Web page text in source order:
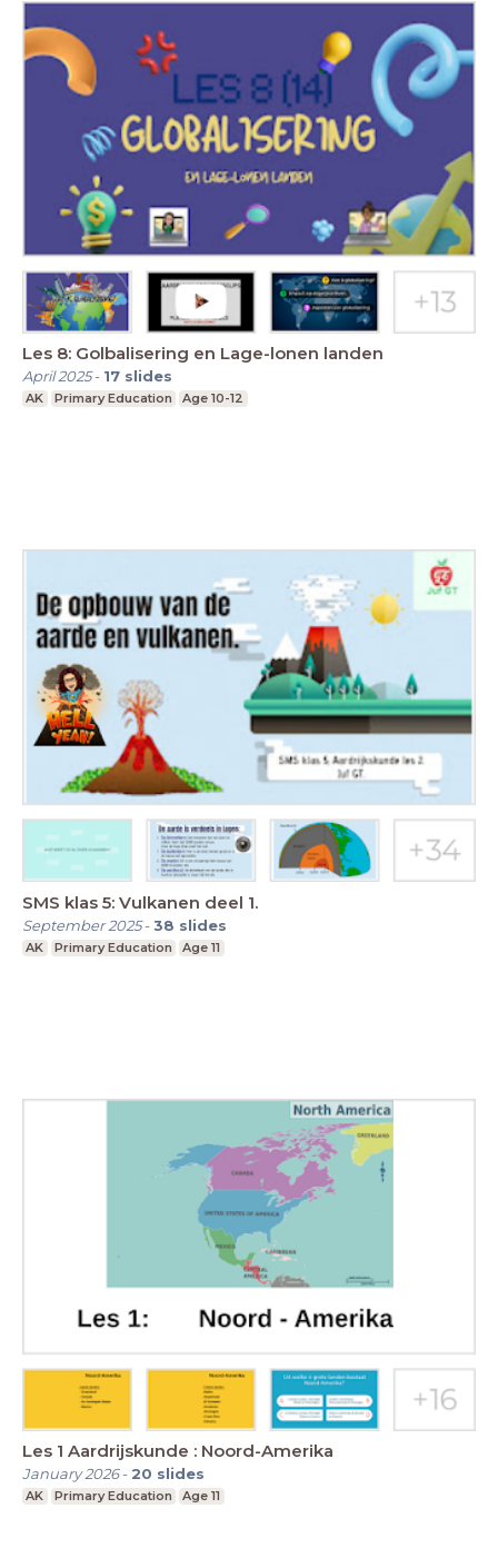
Les 8: Golbalisering en Lage-lonen landen
April 2025- 17 slides
AK Primary Education Age 10-12
SMS klas 5: Vulkanen deel 1.
September 2025-38 slides
AK Primary Education Age 11
Les 1 Aardrijskunde : Noord-Amerika
January 2026- 20 slides
AK Primary Education Age 11